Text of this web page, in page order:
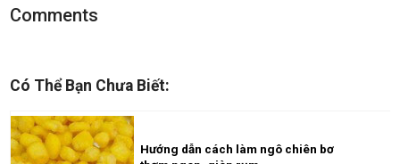
Comments
Có Thể Bạn Chưa Biết:
Hướng dẫn cách làm ngô chiên bơ